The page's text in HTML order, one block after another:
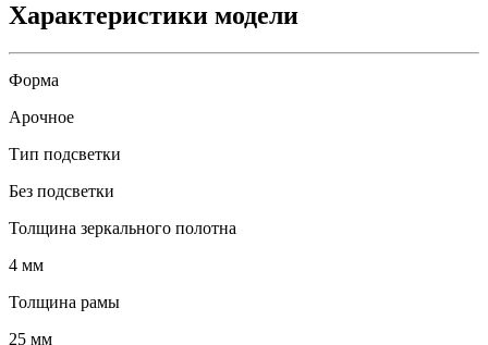
Характеристики модели
Форма
Арочное
Тип подсветки
Без подсветки
Толщина зеркального полотна
4 мм
Толщина рамы
25 мм